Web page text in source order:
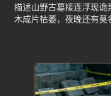
描述山野古墓接连浮现
木成片枯萎，夜晚还有